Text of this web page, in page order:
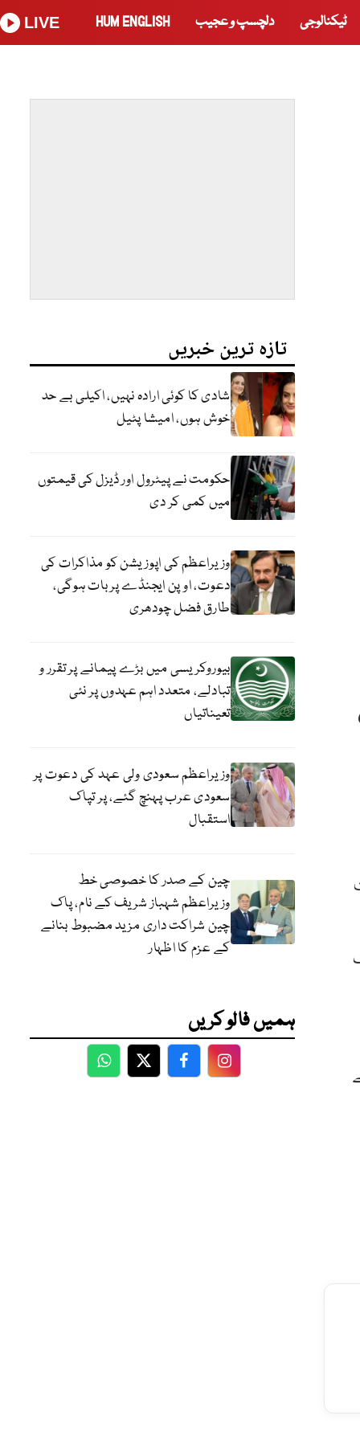
ٹیکنالوجی دلچسپ و عجیب HUM ENGLISH
LIVE
تازہ ترین خبریں
شادی کا کوئی ارادہ نہیں، اکیلی بے حد
خوش ہوں، امیشا پٹیل
حکومت نے پیٹرول اور ڈیزل کی قیمتوں
میں کمی کر دی
وزیراعظم کی اپوزیشن کو مذاکرات کی
دعوت، اوپن ایجنڈے پر بات ہوگی،
طارق فضل چودھری
بیوروکریسی میں بڑے پیمانے پر تقرر و
تبادلے، متعدد اہم عہدوں پر نئی
تعیناتیاں
وزیراعظم سعودی ولی عہد کی دعوت پر
سعودی عرب پہنچ گئے، پر تپاک
استقبال
چین کے صدر کا خصوصی خط
وزیراعظم شہباز شریف کے نام، پاک
چین شراکت داری مزید مضبوط بنانے
کے عزم کا اظہار
ہمیں فالو کریں
WhatsApp
TwitterFacebookFacebook